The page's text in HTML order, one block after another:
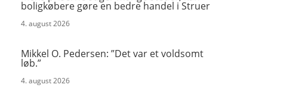
boligkøbere gøre en bedre handel i Struer
4. august 2026
Mikkel O. Pedersen: ”Det var et voldsomt
løb.”
4. august 2026